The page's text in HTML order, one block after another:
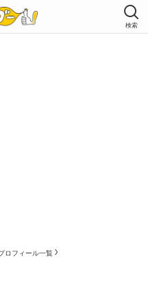
検索
ロフィール一覧